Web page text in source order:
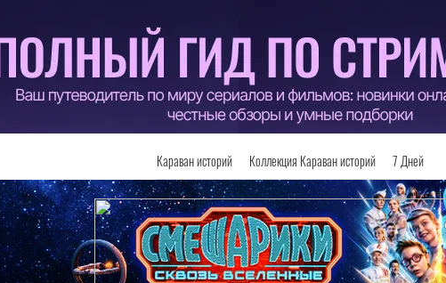
Караван историй Коллекция Караван историй 7 Дней